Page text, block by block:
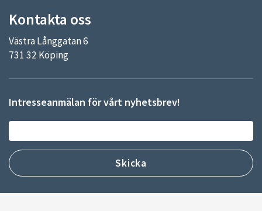
Kontakta oss
Västra Långgatan 6
731 32 Köping
Intresseanmälan för vårt nyhetsbrev!